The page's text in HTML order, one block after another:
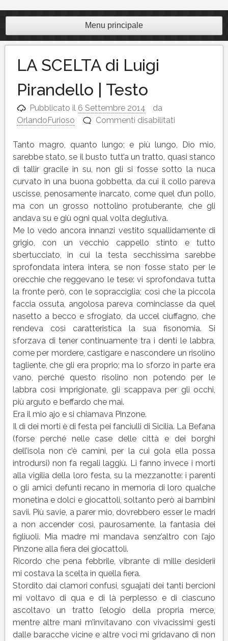
Menu principale
LA SCELTA di Luigi
Pirandello | Testo
Pubblicato il 6 Settembre 2014
da
OrlandoFurioso
Commenti disabilitati
SCELTA
di
Luigi
Pirandello
Testo
Tanto magro, quanto lungo; e più lungo, Dio mio,
sarebbe stato, se il busto tutt’a un tratto, quasi stanco
di tallir gracile in su, non gli si fosse sotto la nuca
curvato in una buona gobbetta, da cui il collo pareva
uscisse, penosamente inarcato, come quel d’un pollo,
ma con un grosso nottolino protuberante, che gli
andava su e giù ogni qual volta deglutiva.
Me lo vedo ancora innanzi vestito squallidamente di
grigio, con un vecchio cappello stinto e tutto
sbertucciato, in cui la testa secchissima sarebbe
sprofondata intera intera, se non fosse stato per le
orecchie che reggevano le tese: vi sprofondava tutta
la fronte però, con le sopracciglia; così che la piccola
faccia ossuta, angolosa pareva cominciasse da quel
nasetto a becco e sfrogiato, da uccel ciuffagno, che
rendeva così caratteristica la sua fisonomia. Si
sforzava di tener continuamente tra i denti le labbra,
come per mordere, castigare e nascondere un risolino
tagliente, che gli era proprio; ma lo sforzo in parte era
vano, perché questo risolino non potendo per le
labbra così imprigionate, gli scappava per gli occhi,
più arguto e beffardo che mai.
Era il mio ajo e si chiamava Pinzone.
Il dì dei morti è di festa pei fanciulli di Sicilia. La Befana
(forse perché nelle case delle città e dei borghi
dell’isola non c’è camini, per la cui gola ella possa
introdursi) non fa regali laggiù. Li fanno invece i morti
alla vigilia della loro festa, su la mezzanotte: i parenti
o gli amici defunti recano in memoria di loro qualche
monetina e dolci e giocattoli, soltanto però ai bambini
savii. Più savie, a parer mio, dovrebbero esser le madri
a non accender così, paurosamente, la fantasia dei
figliuoli. Mia madre mi mandava senz’altro con l’ajo
Pinzone alla fiera dei giocattoli.
Ricordo che pena febbrile, vibrante di mille desiderii
mi costava la scelta in quella fiera.
Stordito dai clamori confusi, sguajati dei tanti bercioni
mi voltavo di qua e di là perplesso e di ciascuno
ascoltavo un tratto l’elogio della propria merce,
mentre altre mani m’invitavano con vivacissimi gesti
dalle baracche vicine e altre voci mi gridavano di non